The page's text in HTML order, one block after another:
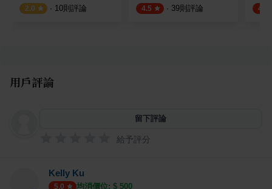
2.0 · 10則評論 4.5 · 39則評論 4.5
用戶評論
留下評論
給予評分
Kelly Ku
5.0 均消價位: $ 500